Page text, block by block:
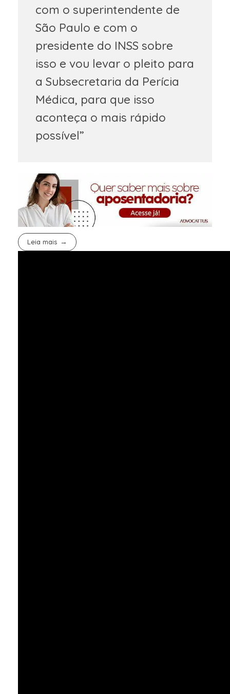
com o superintendente de
São Paulo e com o
presidente do INSS sobre
isso e vou levar o pleito para
a Subsecretaria da Perícia
Médica, para que isso
aconteça o mais rápido
possível”
Leia mais